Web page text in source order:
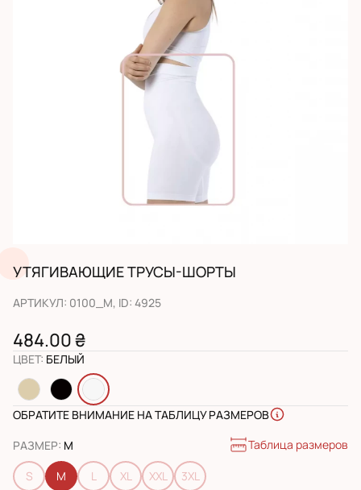
УТЯГИВАЮЩИЕ ТРУСЫ-ШОРТЫ
АРТИКУЛ: 0100_M, ID: 4925
484.00 ₴
ЦВЕТ: БЕЛЫЙ
ОБРАТИТЕ ВНИМАНИЕ НА ТАБЛИЦУ РАЗМЕРОВ
РАЗМЕР: M Таблица размеров
S M L XL XXL 3XL